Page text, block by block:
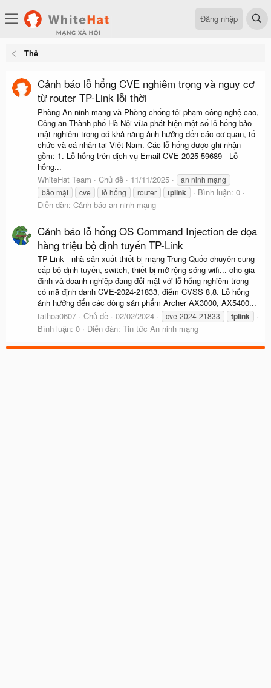
Đăng nhập
Thẻ
Cảnh báo lỗ hổng CVE nghiêm trọng và nguy cơ
từ router TP-Link lỗi thời
Phòng An ninh mạng và Phòng chống tội phạm công nghệ cao,
Công an Thành phố Hà Nội vừa phát hiện một số lỗ hổng bảo
mật nghiêm trọng có khả năng ảnh hưởng đến các cơ quan, tổ
chức và cá nhân tại Việt Nam. Các lỗ hổng được ghi nhận
gồm: 1. Lỗ hổng trên dịch vụ Email CVE-2025-59689 - Lỗ
hổng...
WhiteHat Team
Chủ đề 11/11/2025
an ninh mạng
bảo mật
cve lỗ hổng router tplink
Bình luận: 0
Diễn đàn: Cảnh báo an ninh mạng
Cảnh báo lỗ hổng OS Command Injection đe dọa
hàng triệu bộ định tuyến TP-Link
TP-Link - nhà sản xuất thiết bị mạng Trung Quốc chuyên cung
cấp bộ định tuyến, switch, thiết bị mở rộng sóng wifi... cho gia
đình và doanh nghiệp đang đối mặt với lỗ hổng nghiêm trọng
có mã định danh CVE-2024-21833, điểm CVSS 8,8. Lỗ hổng
ảnh hưởng đến các dòng sản phẩm Archer AX3000, AX5400...
tathoa0607
Chủ đề 02/02/2024 cve-2024-21833 tplink
Bình luận: 0 Diễn đàn: Tin tức An ninh mạng